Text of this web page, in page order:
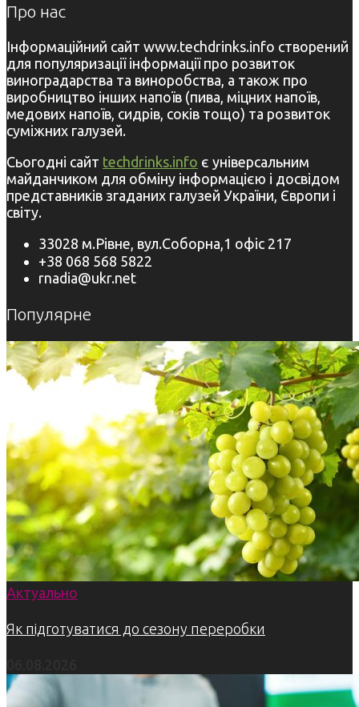
Про нас
Інформаційний сайт www.techdrinks.info створений
для популяризації інформації про розвиток
виноградарства та виноробства, а також про
виробництво інших напоїв (пива, міцних напоїв,
медових напоїв, сидрів, соків тощо) та розвиток
суміжних галузей.
Сьогодні сайт techdrinks.info є універсальним
майданчиком для обміну інформацією і досвідом
представників згаданих галузей України, Європи і
світу.
33028 м.Рівне, вул.Соборна,1 офіс 217
+38 068 568 5822
rnadia@ukr.net
Популярне
Актуально
Як підготуватися до сезону переробки